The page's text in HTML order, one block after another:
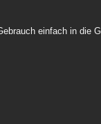
einfach in die